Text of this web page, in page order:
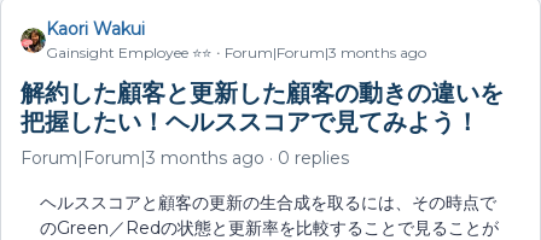
Kaori Wakui
Gainsight Employee ⭐️⭐️ Forum|Forum|3 months ago
解約した顧客と更新した顧客の動きの違いを
把握したい！ヘルススコアで見てみよう！
Forum|Forum|3 months ago 0 replies
ヘルススコアと顧客の更新の生合成を取るには、その時点で
のGreen／Redの状態と更新率を比較することで見ることが